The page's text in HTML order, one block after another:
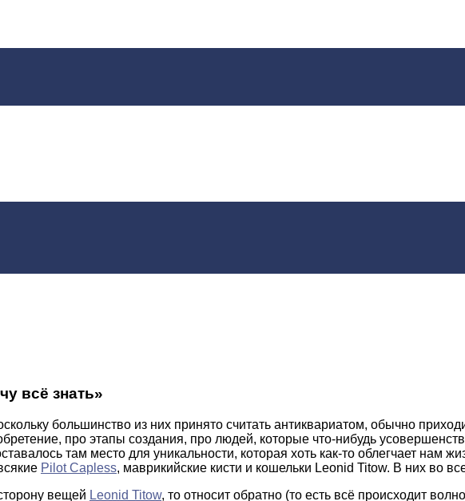
всё знать»
большинство из них принято считать антиквариатом, обычно
про этапы создания, про людей, которые что-нибудь
там место для уникальности, которая хоть как-то облегчает нам
Pilot Capless, маврикийские кисти и кошельки Leonid Titow. В них во
вещей Leonid Titow, то относит обратно (то есть всё происходит